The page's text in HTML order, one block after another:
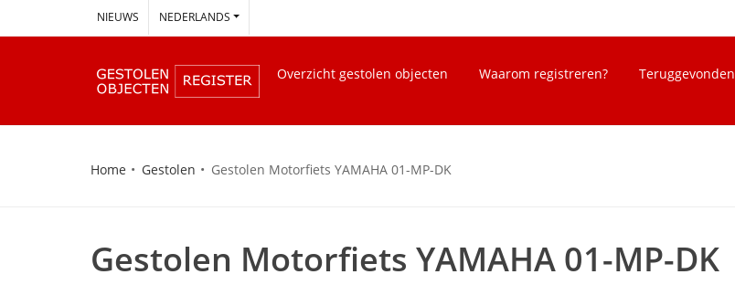
NIEUWS NEDERLANDS
Overzicht gestolen objecten Waarom registreren? Teruggevonden
Home Gestolen Gestolen Motorfiets YAMAHA 01-MP-DK
Gestolen Motorfiets YAMAHA 01-MP-DK